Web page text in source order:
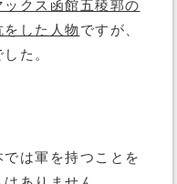
クス函館五稜郭の
した人物 ですが、
た。
は軍を持つことを